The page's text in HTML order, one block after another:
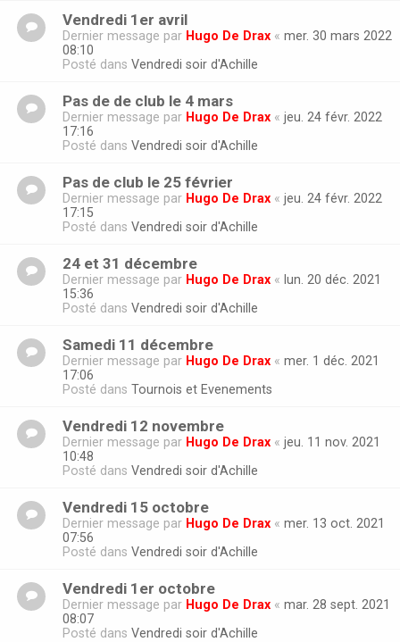
Vendredi 1er avril
Dernier message par Hugo De Drax « mer. 30 mars 2022
08:10
Posté dans Vendredi soir d'Achille
Pas de de club le 4 mars
Dernier message par Hugo De Drax « jeu. 24 févr. 2022
17:16
Posté dans Vendredi soir d'Achille
Pas de club le 25 février
Dernier message par Hugo De Drax « jeu. 24 févr. 2022
17:15
Posté dans Vendredi soir d'Achille
24 et 31 décembre
Dernier message par Hugo De Drax « lun. 20 déc. 2021
15:36
Posté dans Vendredi soir d'Achille
Samedi 11 décembre
Dernier message par Hugo De Drax « mer. 1 déc. 2021
17:06
Posté dans Tournois et Evenements
Vendredi 12 novembre
Dernier message par Hugo De Drax « jeu. 11 nov. 2021
10:48
Posté dans Vendredi soir d'Achille
Vendredi 15 octobre
Dernier message par Hugo De Drax « mer. 13 oct. 2021
07:56
Posté dans Vendredi soir d'Achille
Vendredi 1er octobre
Dernier message par Hugo De Drax « mar. 28 sept. 2021
08:07
Posté dans Vendredi soir d'Achille